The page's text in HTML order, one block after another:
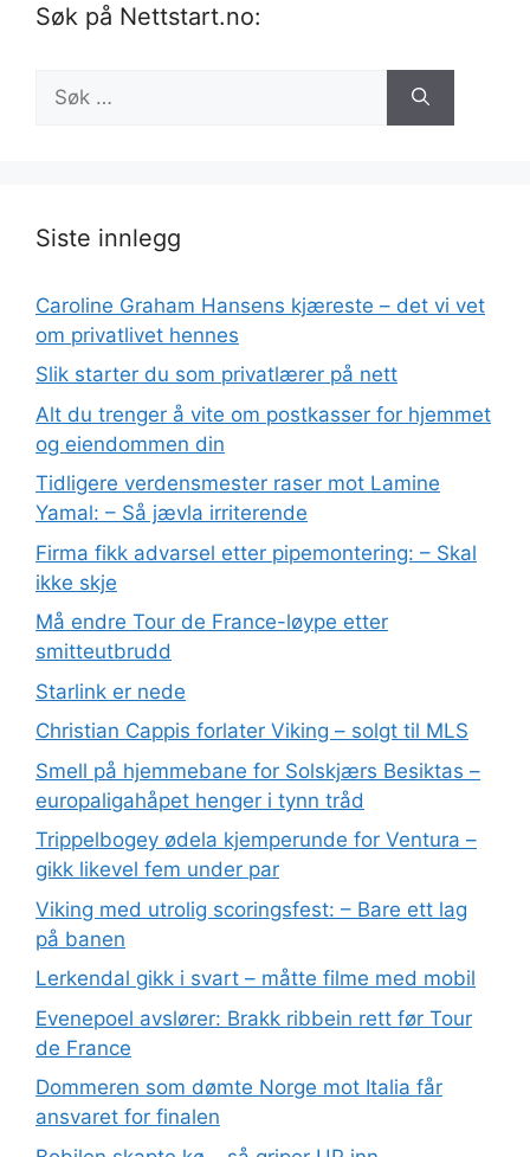
Søk på Nettstart.no:
etter:
Siste innlegg
Caroline Graham Hansens kjæreste – det vi vet
om privatlivet hennes
Slik starter du som privatlærer på nett
Alt du trenger å vite om postkasser for hjemmet
og eiendommen din
Tidligere verdensmester raser mot Lamine
Yamal: – Så jævla irriterende
Firma fikk advarsel etter pipemontering: – Skal
ikke skje
Må endre Tour de France-løype etter
smitteutbrudd
Starlink er nede
Christian Cappis forlater Viking – solgt til MLS
Smell på hjemmebane for Solskjærs Besiktas –
europaligahåpet henger i tynn tråd
Trippelbogey ødela kjemperunde for Ventura –
gikk likevel fem under par
Viking med utrolig scoringsfest: – Bare ett lag
på banen
Lerkendal gikk i svart – måtte filme med mobil
Evenepoel avslører: Brakk ribbein rett før Tour
de France
Dommeren som dømte Norge mot Italia får
ansvaret for finalen